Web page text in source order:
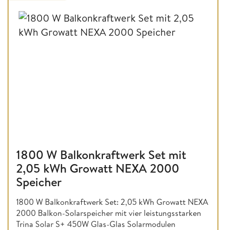
1800 W Balkonkraftwerk Set mit
2,05 kWh Growatt NEXA 2000
Speicher
1800 W Balkonkraftwerk Set: 2,05 kWh Growatt NEXA
2000 Balkon-Solarspeicher mit vier leistungsstarken
Trina Solar S+ 450W Glas-Glas Solarmodulen